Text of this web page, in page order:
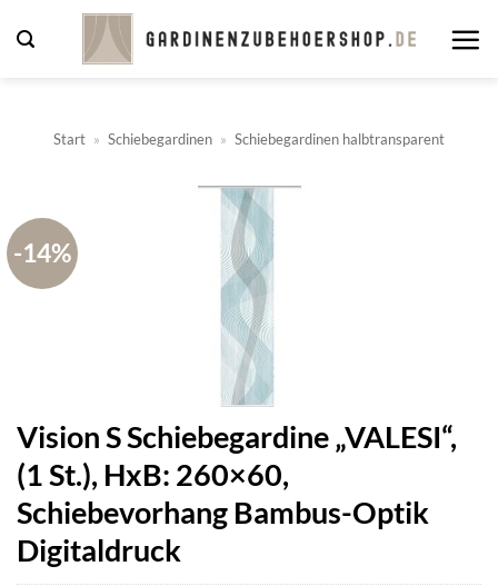
Inhalt
Start » Schiebegardinen » Schiebegardinen halbtransparent
-14%
Vision S Schiebegardine „VALESI“,
(1 St.), HxB: 260×60,
Schiebevorhang Bambus-Optik
Digitaldruck